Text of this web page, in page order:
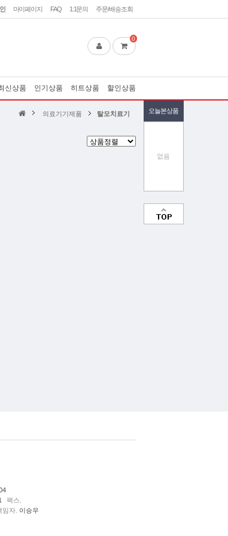
마이페이지 FAQ 1:1문의 주문/배송조회
0
신상품 인기상품 히트상품 할인상품
오늘본상품
없음
의료기기제품 탈모치료기
팩스.
자. 이승우